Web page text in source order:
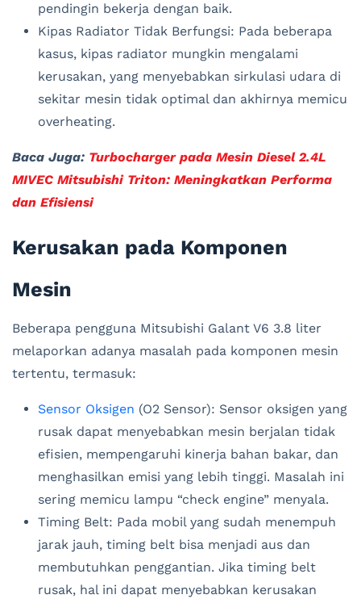
pendingin bekerja dengan baik.
Kipas Radiator Tidak Berfungsi: Pada beberapa
kasus, kipas radiator mungkin mengalami
kerusakan, yang menyebabkan sirkulasi udara di
sekitar mesin tidak optimal dan akhirnya memicu
overheating.
Baca Juga: Turbocharger pada Mesin Diesel 2.4L
MIVEC Mitsubishi Triton: Meningkatkan Performa
dan Efisiensi
Kerusakan pada Komponen
Mesin
Beberapa pengguna Mitsubishi Galant V6 3.8 liter
melaporkan adanya masalah pada komponen mesin
tertentu, termasuk:
Sensor Oksigen (O2 Sensor): Sensor oksigen yang
rusak dapat menyebabkan mesin berjalan tidak
efisien, mempengaruhi kinerja bahan bakar, dan
menghasilkan emisi yang lebih tinggi. Masalah ini
sering memicu lampu “check engine” menyala.
Timing Belt: Pada mobil yang sudah menempuh
jarak jauh, timing belt bisa menjadi aus dan
membutuhkan penggantian. Jika timing belt
rusak, hal ini dapat menyebabkan kerusakan